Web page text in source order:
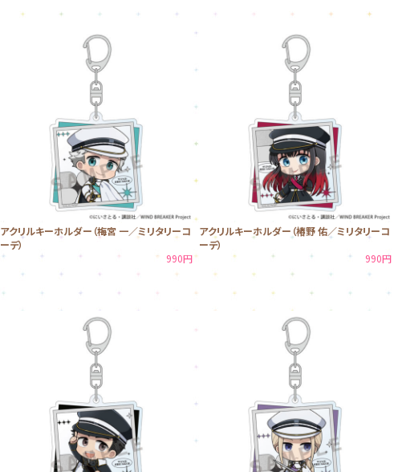
アクリルキーホルダー（梅宮 一／ミリタリーコ
ーデ）
990円
アクリルキーホルダー（椿野 佑／ミリタリーコ
ーデ）
990円